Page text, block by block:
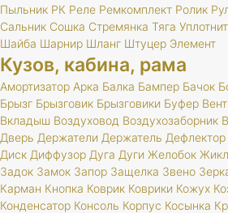
Пыльник РК Реле Ремкомплект Ролик
Сальник Сошка Стремянка Тяга
Шайба Шарнир Шланг Штуцер Элемент
Кузов, кабина, рама
Амортизатор Арка Балка Бампер Бачок
Брызг Брызговик Брызговики Буфер
Вкладыш Воздуховод Воздухозаборник
Дверь Держатели Держатель Дефлектор
Диск Диффузор Дуга Дуги Желобок
Задок Замок Запор Защелка Звено
Карман Кнопка Коврик Коврики Кожух
Конденсатор Консоль Корпус Косынка